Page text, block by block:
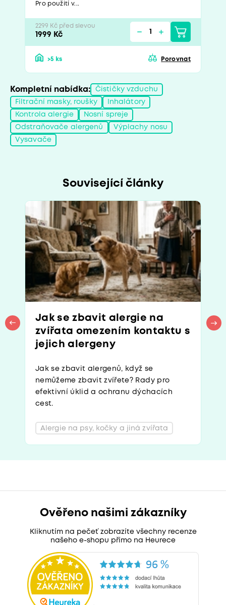
Pro použití v...
2299 Kč před slevou
1999 Kč
>5 ks Porovnat
Kompletní nabídka: Čističky vzduchu
Filtrační masky, roušky Inhalátory
Kontrola alergie Nosní spreje
Odstraňovače alergenů Výplachy nosu
Vysavače
Související články
Jak se zbavit alergie na
zvířata omezením kontaktu s
jejich alergeny
Jak se zbavit alergenů, když se
nemůžeme zbavit zvířete? Rady pro
efektivní úklid a ochranu dýchacích
cest.
Alergie na psy, kočky a jiná zvířata
Ověřeno našimi zákazníky
Kliknutím na pečeť zobrazíte všechny recenze
našeho e-shopu přímo na Heurece